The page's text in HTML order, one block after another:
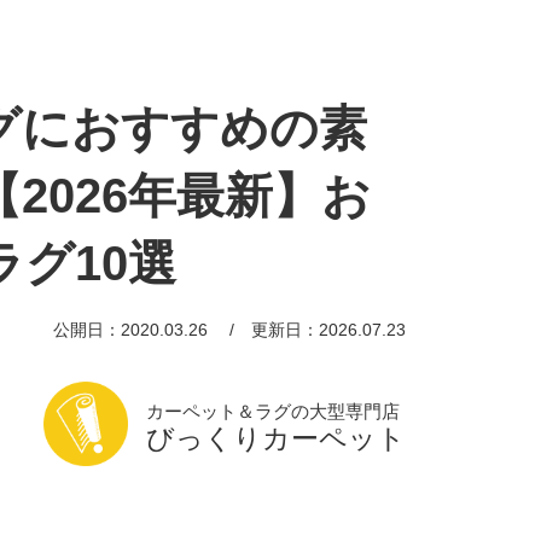
におすすめの素
2026年最新】お
グ10選
公開日：2020.03.26 更新日：2026.07.23
カーペット＆ラグの大型専門店
びっくりカーペット